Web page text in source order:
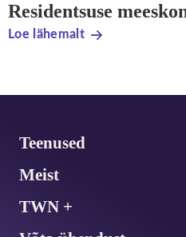
Residentsuse
Loe lähemalt
Teenused
Meist
TWN +